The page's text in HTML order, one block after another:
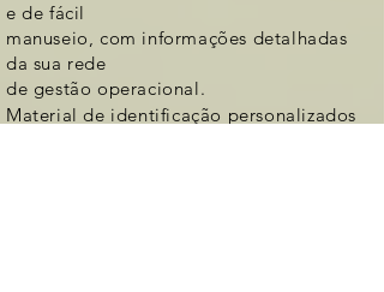
e de fácil
manuseio, com informações detalhadas
da sua rede
de gestão operacional.
Material de identificação personalizados